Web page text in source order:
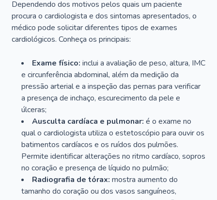
Dependendo dos motivos pelos quais um paciente
procura o cardiologista e dos sintomas apresentados, o
médico pode solicitar diferentes tipos de exames
cardiológicos. Conheça os principais:
Exame físico: inclui a avaliação de peso, altura, IMC
e circunferência abdominal, além da medição da
pressão arterial e a inspeção das pernas para verificar
a presença de inchaço, escurecimento da pele e
úlceras;
Ausculta cardíaca e pulmonar: é o exame no
qual o cardiologista utiliza o estetoscópio para ouvir os
batimentos cardíacos e os ruídos dos pulmões.
Permite identificar alterações no ritmo cardíaco, sopros
no coração e presença de líquido no pulmão;
Radiografia de tórax: mostra aumento do
tamanho do coração ou dos vasos sanguíneos,